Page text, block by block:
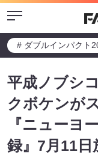
Menu
# ダブルインパクト
平成ノブシ
クボケンが
『ニューヨ
録』7月11日